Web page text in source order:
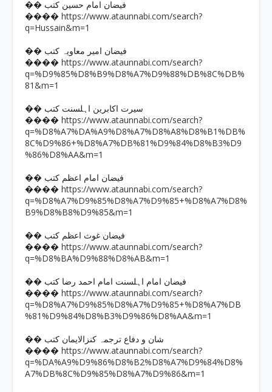
�� فیضان امام حسین کتب
���� https://www.ataunnabi.com/search?
q=Hussain&m=1
�� فیضان امیر معاویہ کتب
���� https://www.ataunnabi.com/search?
q=%D9%85%D8%B9%D8%A7%D9%88%DB%8C%DB%
81&m=1
�� سیرت اکابرین اہلسنت کتب
���� https://www.ataunnabi.com/search?
q=%D8%A7%DA%A9%D8%A7%D8%A8%D8%B1%DB%
8C%D9%86+%D8%A7%DB%81%D9%84%D8%B3%D9
%86%D8%AA&m=1
�� فیضان امام اعظم کتب
���� https://www.ataunnabi.com/search?
q=%D8%A7%D9%85%D8%A7%D9%85+%D8%A7%D8%
B9%D8%B8%D9%85&m=1
�� فیضان غوث اعظم کتب
���� https://www.ataunnabi.com/search?
q=%D8%BA%D9%88%D8%AB&m=1
�� فیضان امام اہلسنت امام احمد رضا کتب
���� https://www.ataunnabi.com/search?
q=%D8%A7%D9%85%D8%A7%D9%85+%D8%A7%DB
%81%D9%84%D8%B3%D9%86%D8%AA&m=1
�� شان و دفاع ترجمہ کنزالایمان کتب
���� https://www.ataunnabi.com/search?
q=%DA%A9%D9%86%D8%B2%D8%A7%D9%84%D8%
A7%DB%8C%D9%85%D8%A7%D9%86&m=1